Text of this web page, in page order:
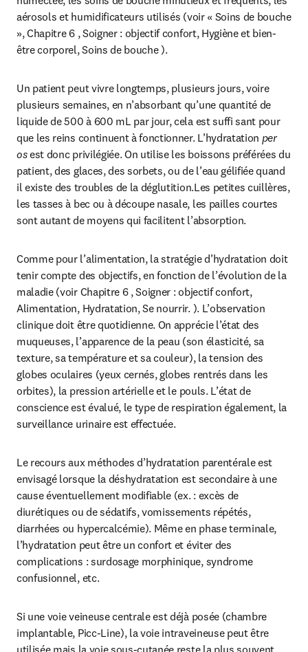
aérosols et humidificateurs utilisés (voir « Soins de bouche
», Chapitre 6 , Soigner : objectif confort, Hygiène et bien-
être corporel, Soins de bouche ).
Un patient peut vivre longtemps, plusieurs jours, voire
plusieurs semaines, en n’absorbant qu’une quantité de
liquide de 500 à 600 mL par jour, cela est suffi sant pour
que les reins continuent à fonctionner. L’hydratation per
os est donc privilégiée. On utilise les boissons préférées du
patient, des glaces, des sorbets, ou de l’eau gélifiée quand
il existe des troubles de la déglutition.Les petites cuillères,
les tasses à bec ou à découpe nasale, les pailles courtes
sont autant de moyens qui facilitent l’absorption.
Comme pour l’alimentation, la stratégie d’hydratation doit
tenir compte des objectifs, en fonction de l’évolution de la
maladie (voir Chapitre 6 , Soigner : objectif confort,
Alimentation, Hydratation, Se nourrir. ). L’observation
clinique doit être quotidienne. On apprécie l’état des
muqueuses, l’apparence de la peau (son élasticité, sa
texture, sa température et sa couleur), la tension des
globes oculaires (yeux cernés, globes rentrés dans les
orbites), la pression artérielle et le pouls. L’état de
conscience est évalué, le type de respiration également, la
surveillance urinaire est effectuée.
Le recours aux méthodes d’hydratation parentérale est
envisagé lorsque la déshydratation est secondaire à une
cause éventuellement modifiable (ex. : excès de
diurétiques ou de sédatifs, vomissements répétés,
diarrhées ou hypercalcémie). Même en phase terminale,
l’hydratation peut être un confort et éviter des
complications : surdosage morphinique, syndrome
confusionnel, etc.
Si une voie veineuse centrale est déjà posée (chambre
implantable, Picc-Line), la voie intraveineuse peut être
utilisée mais la voie sous-cutanée reste la plus souvent